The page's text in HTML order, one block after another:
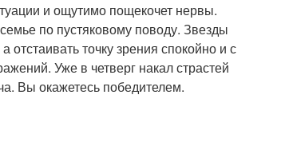
и ощутимо пощекочет нервы.
по пустяковому поводу. Звезды
отстаивать точку зрения спокойно и с
Уже в четверг накал страстей
Вы окажетесь победителем.